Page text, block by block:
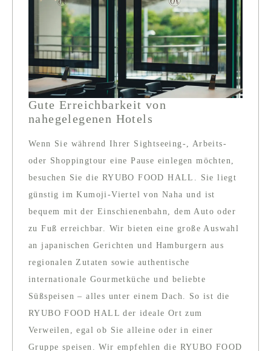
Gute Erreichbarkeit von
nahegelegenen Hotels
Wenn Sie während Ihrer Sightseeing-, Arbeits-
oder Shoppingtour eine Pause einlegen möchten,
besuchen Sie die RYUBO FOOD HALL. Sie liegt
günstig im Kumoji-Viertel von Naha und ist
bequem mit der Einschienenbahn, dem Auto oder
zu Fuß erreichbar. Wir bieten eine große Auswahl
an japanischen Gerichten und Hamburgern aus
regionalen Zutaten sowie authentische
internationale Gourmetküche und beliebte
Süßspeisen – alles unter einem Dach. So ist die
RYUBO FOOD HALL der ideale Ort zum
Verweilen, egal ob Sie alleine oder in einer
Gruppe speisen. Wir empfehlen die RYUBO FOOD